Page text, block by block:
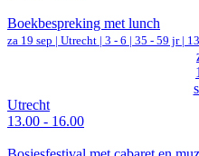
Boekbespreking met lunch
za 19 sep | Utrecht | 3 - 6 | 35 - 59 jr |
Utrecht
13.00 - 16.00